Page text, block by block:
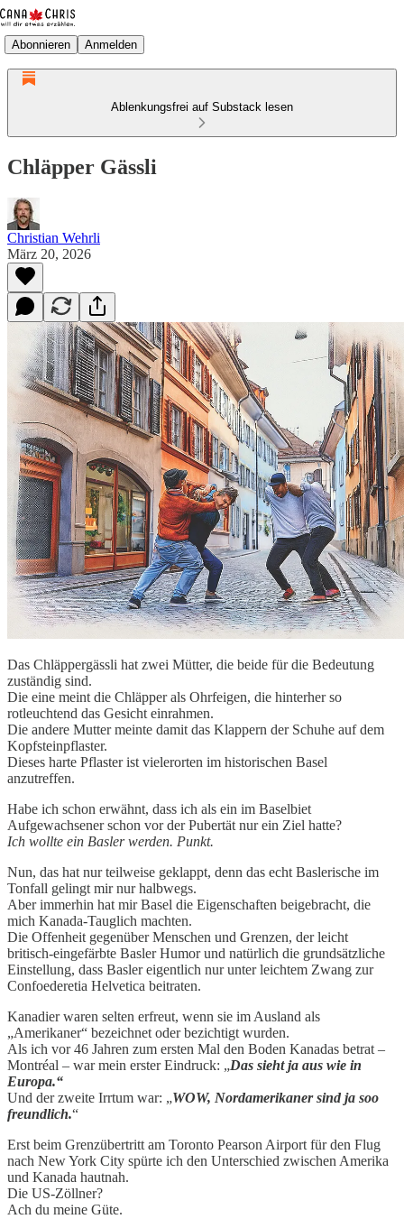
Abonnieren Anmelden
Ablenkungsfrei auf Substack lesen
Chläpper Gässli
Christian Wehrli
März 20, 2026
Das Chläppergässli hat zwei Mütter, die beide für die Bedeutung
zuständig sind.
Die eine meint die Chläpper als Ohrfeigen, die hinterher so
rotleuchtend das Gesicht einrahmen.
Die andere Mutter meinte damit das Klappern der Schuhe auf dem
Kopfsteinpflaster.
Dieses harte Pflaster ist vielerorten im historischen Basel
anzutreffen.
Habe ich schon erwähnt, dass ich als ein im Baselbiet
Aufgewachsener schon vor der Pubertät nur ein Ziel hatte?
Ich wollte ein Basler werden. Punkt.
Nun, das hat nur teilweise geklappt, denn das echt Baslerische im
Tonfall gelingt mir nur halbwegs.
Aber immerhin hat mir Basel die Eigenschaften beigebracht, die
mich Kanada-Tauglich machten.
Die Offenheit gegenüber Menschen und Grenzen, der leicht
britisch-eingefärbte Basler Humor und natürlich die grundsätzliche
Einstellung, dass Basler eigentlich nur unter leichtem Zwang zur
Confoederetia Helvetica beitraten.
Kanadier waren selten erfreut, wenn sie im Ausland als
„Amerikaner“ bezeichnet oder bezichtigt wurden.
Als ich vor 46 Jahren zum ersten Mal den Boden Kanadas betrat –
Montréal – war mein erster Eindruck: „Das sieht ja aus wie in
Europa.“
Und der zweite Irrtum war: „WOW, Nordamerikaner sind ja soo
freundlich.“
Erst beim Grenzübertritt am Toronto Pearson Airport für den Flug
nach New York City spürte ich den Unterschied zwischen Amerika
und Kanada hautnah.
Die US-Zöllner?
Ach du meine Güte.